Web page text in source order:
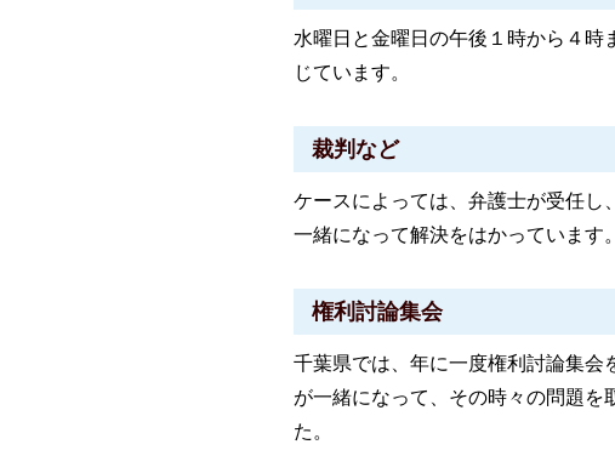
水曜日と金曜日の午後１時から４
じています。
裁判など
ケースによっては、弁護士が受任し
一緒になって解決をはかっています。
権利討論集会
千葉県では、年に一度権利討論集会
が一緒になって、その時々の問題を
た。